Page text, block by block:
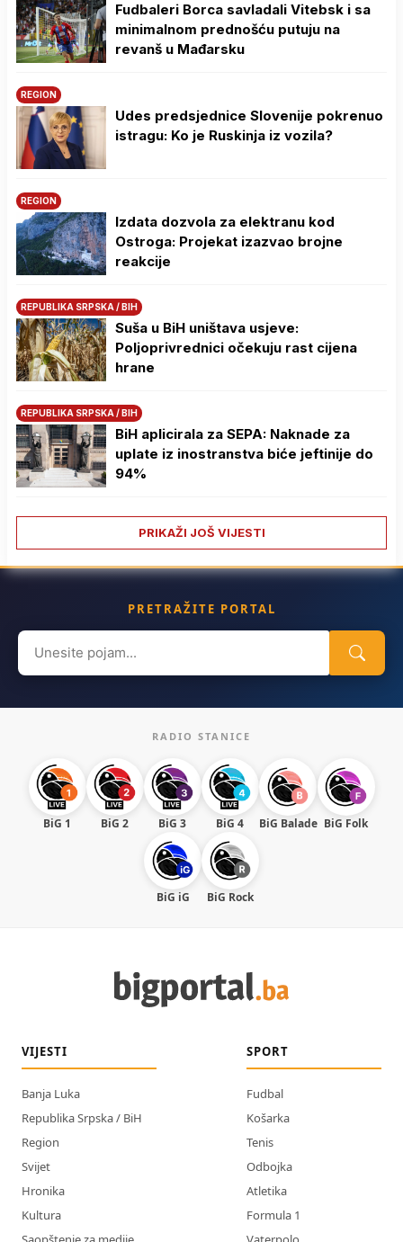
Fudbaleri Borca savladali Vitebsk i sa
minimalnom prednošću putuju na
revanš u Mađarsku
REGION
Udes predsjednice Slovenije pokrenuo
istragu: Ko je Ruskinja iz vozila?
REGION
Izdata dozvola za elektranu kod
Ostroga: Projekat izazvao brojne
reakcije
REPUBLIKA SRPSKA / BIH
Suša u BiH uništava usjeve:
Poljoprivrednici očekuju rast cijena
hrane
REPUBLIKA SRPSKA / BIH
BiH aplicirala za SEPA: Naknade za
uplate iz inostranstva biće jeftinije do
94%
PRIKAŽI JOŠ VIJESTI
PRETRAŽITE PORTAL
Search
for:
RADIO STANICE
BiG 1 BiG 2 BiG 3 BiG 4 BiG Balade BiG Folk
BiG iG BiG Rock
VIJESTI
Banja Luka
Republika Srpska / BiH
Region
Svijet
Hronika
Kultura
SPORT
Fudbal
Košarka
Tenis
Odbojka
Atletika
Formula 1